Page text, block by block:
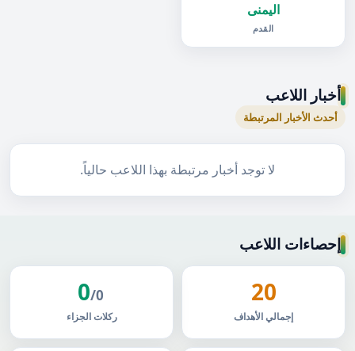
اليمنى
القدم
أخبار اللاعب
أحدث الأخبار المرتبطة
لا توجد أخبار مرتبطة بهذا اللاعب حالياً.
إحصاءات اللاعب
20
إجمالي الأهداف
0/0
ركلات الجزاء